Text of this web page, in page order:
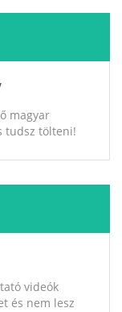
magyar
tudsz tölteni!
videók
és nem lesz